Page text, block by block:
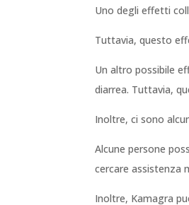
Uno degli effetti
Tuttavia, questo
Un altro possibile
diarrea. Tuttavia,
Inoltre, ci sono
Alcune persone
cercare assistenza
Inoltre, Kamagra